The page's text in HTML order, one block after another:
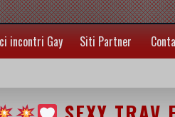
incontri Gay Siti Partner